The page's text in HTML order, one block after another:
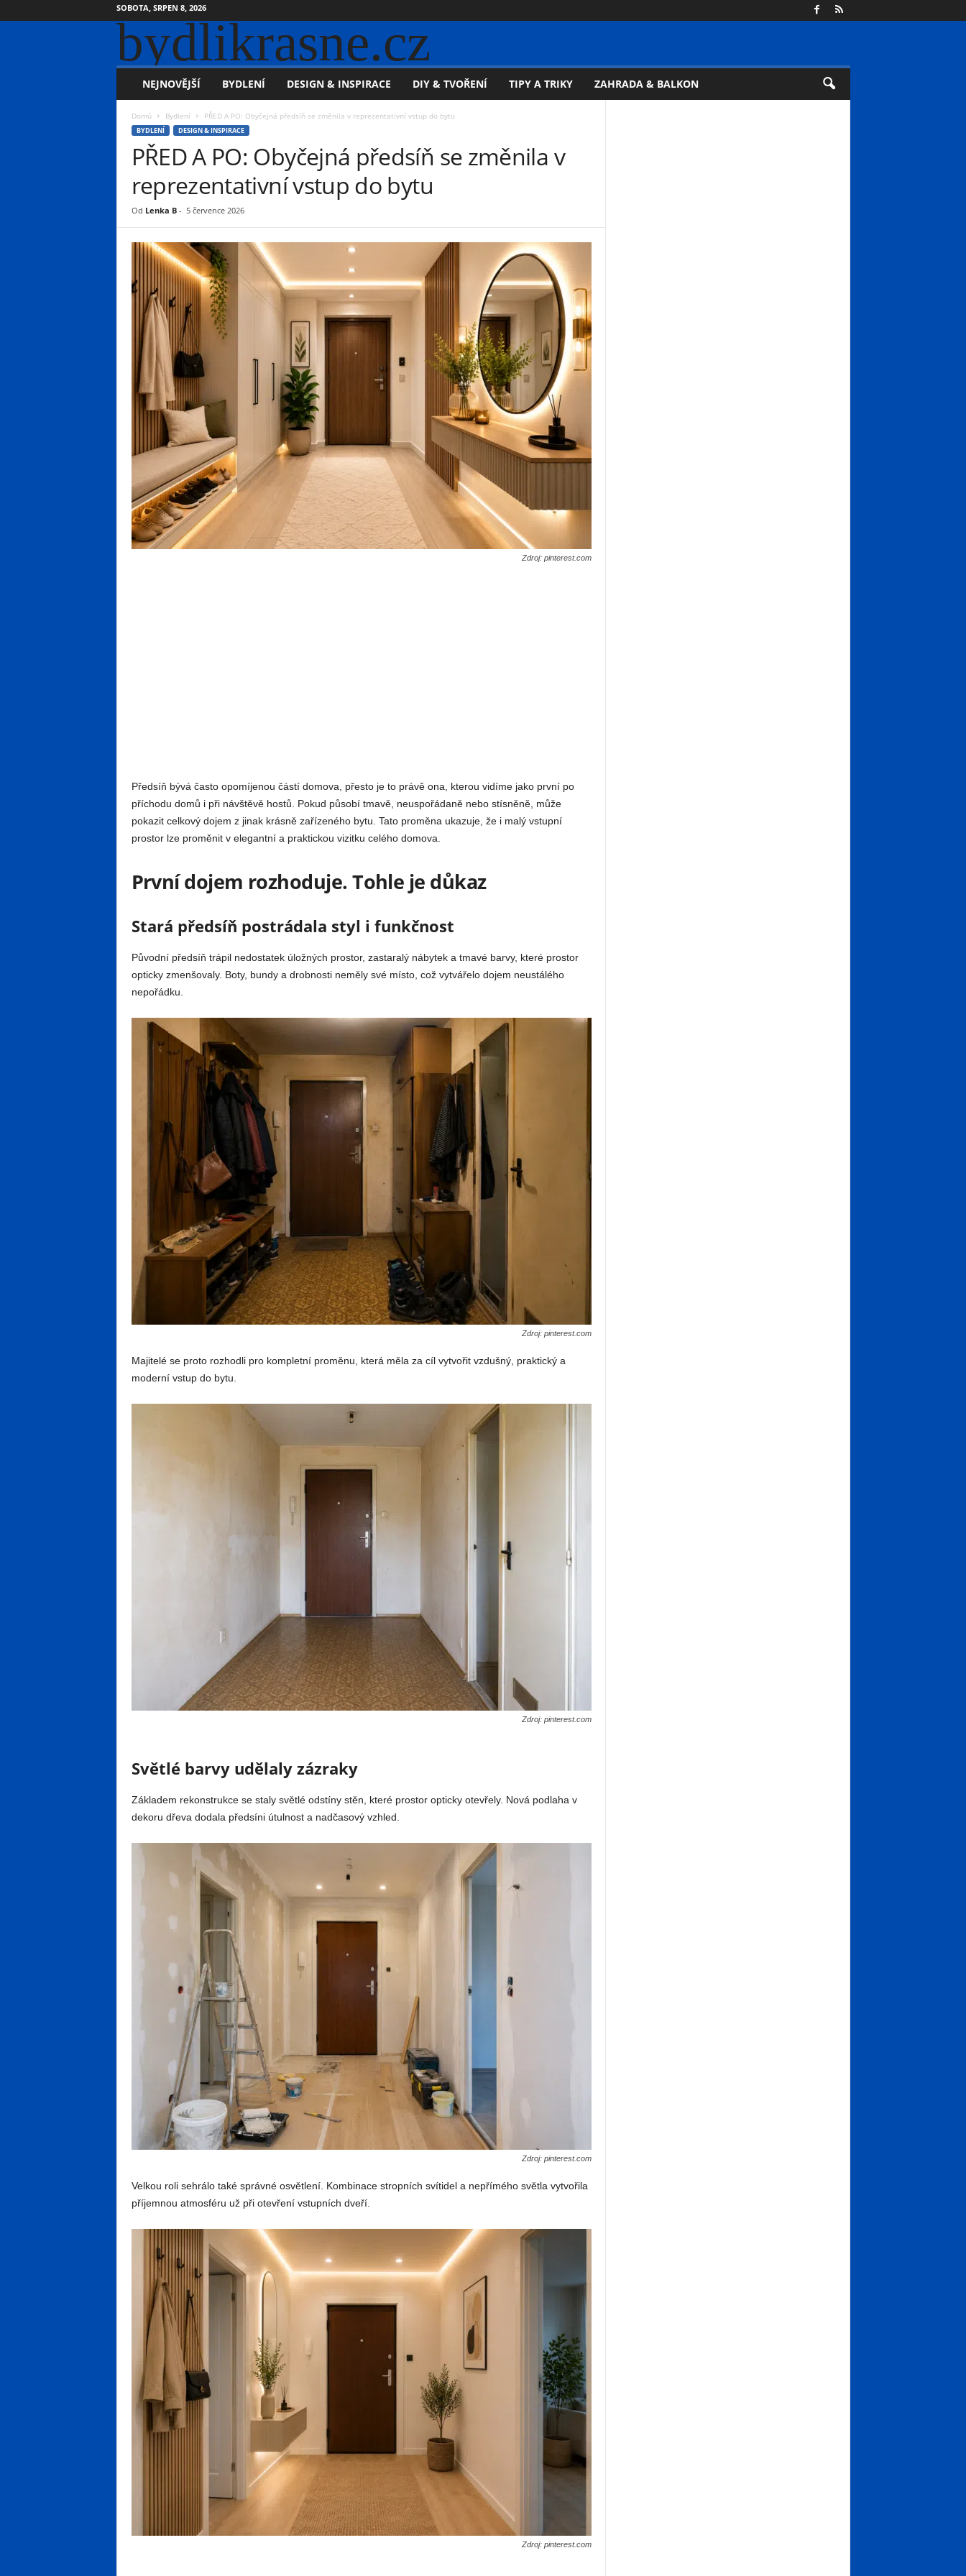
SOBOTA, SRPEN 8, 2026
bydlikrasne.cz
NEJNOVĚJŠÍ BYDLENÍ DESIGN & INSPIRACE DIY & TVOŘENÍ TIPY A TRIKY ZAHRADA & BALKON
Domů Bydlení PŘED A PO: Obyčejná předsíň se změnila v reprezentativní vstup do bytu
BYDLENÍ DESIGN & INSPIRACE
PŘED A PO: Obyčejná předsíň se změnila v
reprezentativní vstup do bytu
Od Lenka B- 5 července 2026
Zdroj: pinterest.com
Předsíň bývá často opomíjenou částí domova, přesto je to právě ona, kterou vidíme jako první po
příchodu domů i při návštěvě hostů. Pokud působí tmavě, neuspořádaně nebo stísněně, může
pokazit celkový dojem z jinak krásně zařízeného bytu. Tato proměna ukazuje, že i malý vstupní
prostor lze proměnit v elegantní a praktickou vizitku celého domova.
První dojem rozhoduje. Tohle je důkaz
Stará předsíň postrádala styl i funkčnost
Původní předsíň trápil nedostatek úložných prostor, zastaralý nábytek a tmavé barvy, které prostor
opticky zmenšovaly. Boty, bundy a drobnosti neměly své místo, což vytvářelo dojem neustálého
nepořádku.
Zdroj: pinterest.com
Majitelé se proto rozhodli pro kompletní proměnu, která měla za cíl vytvořit vzdušný, praktický a
moderní vstup do bytu.
Zdroj: pinterest.com
Světlé barvy udělaly zázraky
Základem rekonstrukce se staly světlé odstíny stěn, které prostor opticky otevřely. Nová podlaha v
dekoru dřeva dodala předsíni útulnost a nadčasový vzhled.
Zdroj: pinterest.com
Velkou roli sehrálo také správné osvětlení. Kombinace stropních svítidel a nepřímého světla vytvořila
příjemnou atmosféru už při otevření vstupních dveří.
Zdroj: pinterest.com